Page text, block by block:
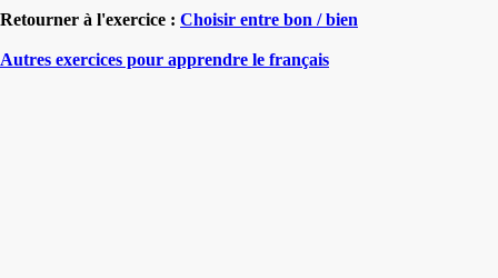
Retourner à l'exercice : Choisir entre bon / bien
Autres exercices pour apprendre le français